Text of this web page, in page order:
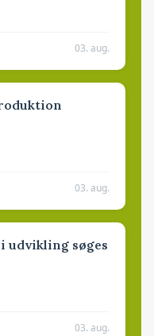
03. aug.
03. aug.
udvikling søges
03. aug.